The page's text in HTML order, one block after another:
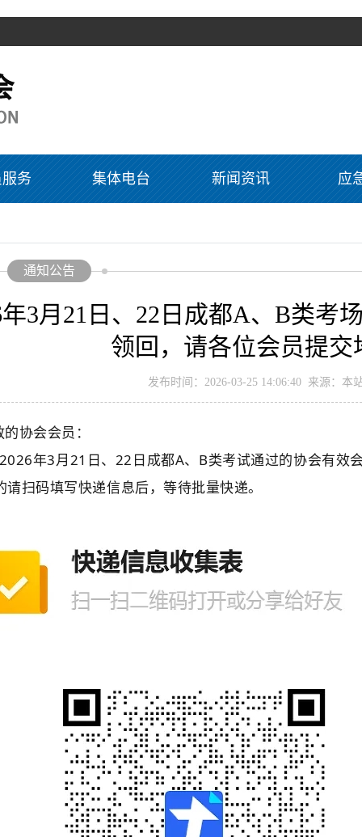
务 集体电台 新闻资讯 应
通知公告
年3月21日、22日成都A、B类考
领回，请各位会员提交
发布时间：2026-03-25 14:06:40 来源：本
的协会会员：
年3月21日、22日成都A、B类考试通过的协会有效
请扫码填写快递信息后，等待批量快递。